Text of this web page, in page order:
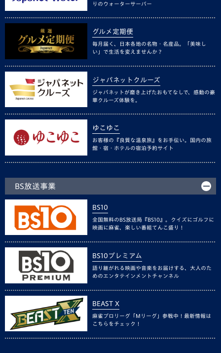
りのウォーターサーバー
グルメ定期便
毎月届く、日本各地の名物・名産品。「美味し
い」で生活を変えませんか？
ジャパネットクルーズ
ジャパネットが磨き上げたおもてなしで、感動の豪
華クルーズ体験を。
ゆこゆこ
お客様の『良質な温泉旅』をお手伝い。国内の旅
館・宿・ホテルの宿泊予約サイト
BS放送事業
BS10
全国無料のBS放送局『BS10』。クイズにゴルフに
映画に麻雀、楽しい番組てんこ盛り！
BS10プレミアム
語り継がれる映画や音楽をお届けする、大人のた
めのエンタテインメントチャンネル
BEAST X
麻雀プロリーグ「Mリーグ」参戦中！最新情報は
こちらをチェック！